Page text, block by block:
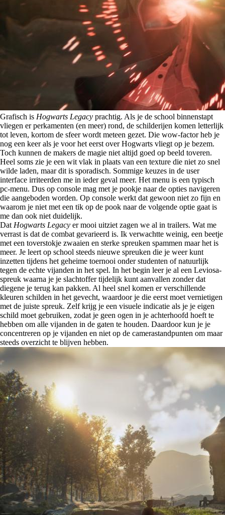
Grafisch is Hogwarts Legacy prachtig. Als je de school binnenstapt
vliegen er perkamenten (en meer) rond, de schilderijen komen letterlijk
tot leven, kortom de sfeer wordt meteen gezet. Die wow-factor heb je
nog een keer als je voor het eerst over Hogwarts vliegt op je bezem.
Toch kunnen de makers de magie niet altijd goed op beeld toveren.
Heel soms zie je een wit vlak in plaats van een texture die niet zo snel
wilde laden, maar dit is sporadisch. Sommige keuzes in de user
interface irriteerden me in ieder geval meer. Het menu is een typisch
pc-menu. Dus op console mag met je pookje naar de opties navigeren
die aangeboden worden. Op console werkt dat gewoon niet zo fijn en
waarom je niet met een tik op de pook naar de volgende optie gaat is
me dan ook niet duidelijk.
Dat Hogwarts Legacy er mooi uitziet zagen we al in trailers. Wat me
verrast is dat de combat gevarieerd is. Ik verwachtte weinig, een beetje
met een toverstokje zwaaien en sterke spreuken spammen maar het is
meer. Je leert op school steeds nieuwe spreuken die je weer kunt
inzetten tijdens het geheime toernooi onder studenten of natuurlijk
tegen de echte vijanden in het spel. In het begin leer je al een Leviosa-
spreuk waarna je je slachtoffer tijdelijk kunt aanvallen zonder dat
diegene je terug kan pakken. Al heel snel komen er verschillende
kleuren schilden in het gevecht, waardoor je die eerst moet vernietigen
met de juiste spreuk. Zelf krijg je een visuele indicatie als je je eigen
schild moet gebruiken, zodat je geen ogen in je achterhoofd hoeft te
hebben om alle vijanden in de gaten te houden. Daardoor kun je je
concentreren op je vijanden en niet op de camerastandpunten om maar
steeds overzicht te blijven hebben.